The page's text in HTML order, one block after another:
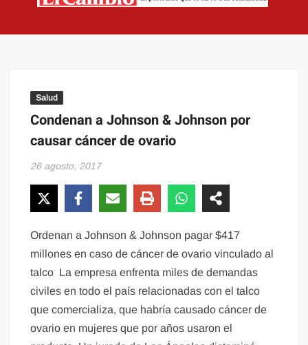
Salud
Condenan a Johnson & Johnson por
causar cáncer de ovario
26 agosto, 2017
Ordenan a Johnson & Johnson pagar $417
millones en caso de cáncer de ovario vinculado al
talco La empresa enfrenta miles de demandas
civiles en todo el país relacionadas con el talco
que comercializa, que habría causado cáncer de
ovario en mujeres que por años usaron el